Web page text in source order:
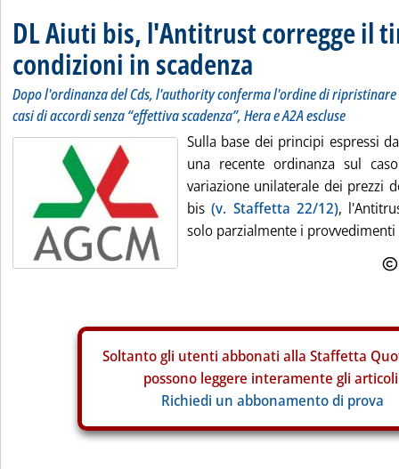
DL Aiuti bis, l'Antitrust corregge il
condizioni in scadenza
Dopo l'ordinanza del Cds, l'authority conferma l'ordine di ripristinare
casi di accordi senza “effettiva scadenza”, Hera e A2A escluse
Sulla base dei principi espressi
una recente ordinanza sul
variazione unilaterale dei prezzi
bis(v. Staffetta 22/12),
solo parzialmente i provvedimenti
Soltanto gli utenti abbonati alla Staffetta
possono leggere interamente gli
Richiedi un abbonamento di prova